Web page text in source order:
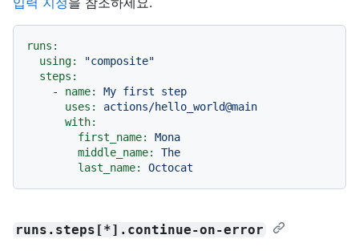
runs:
using:
"composite"
steps:
-
name: My first
step
uses:
actions/hello_world@main
with:
first_name:
Mona
middle_name:
The
last_name:
Octocat
runs.steps[*].continue-on-error